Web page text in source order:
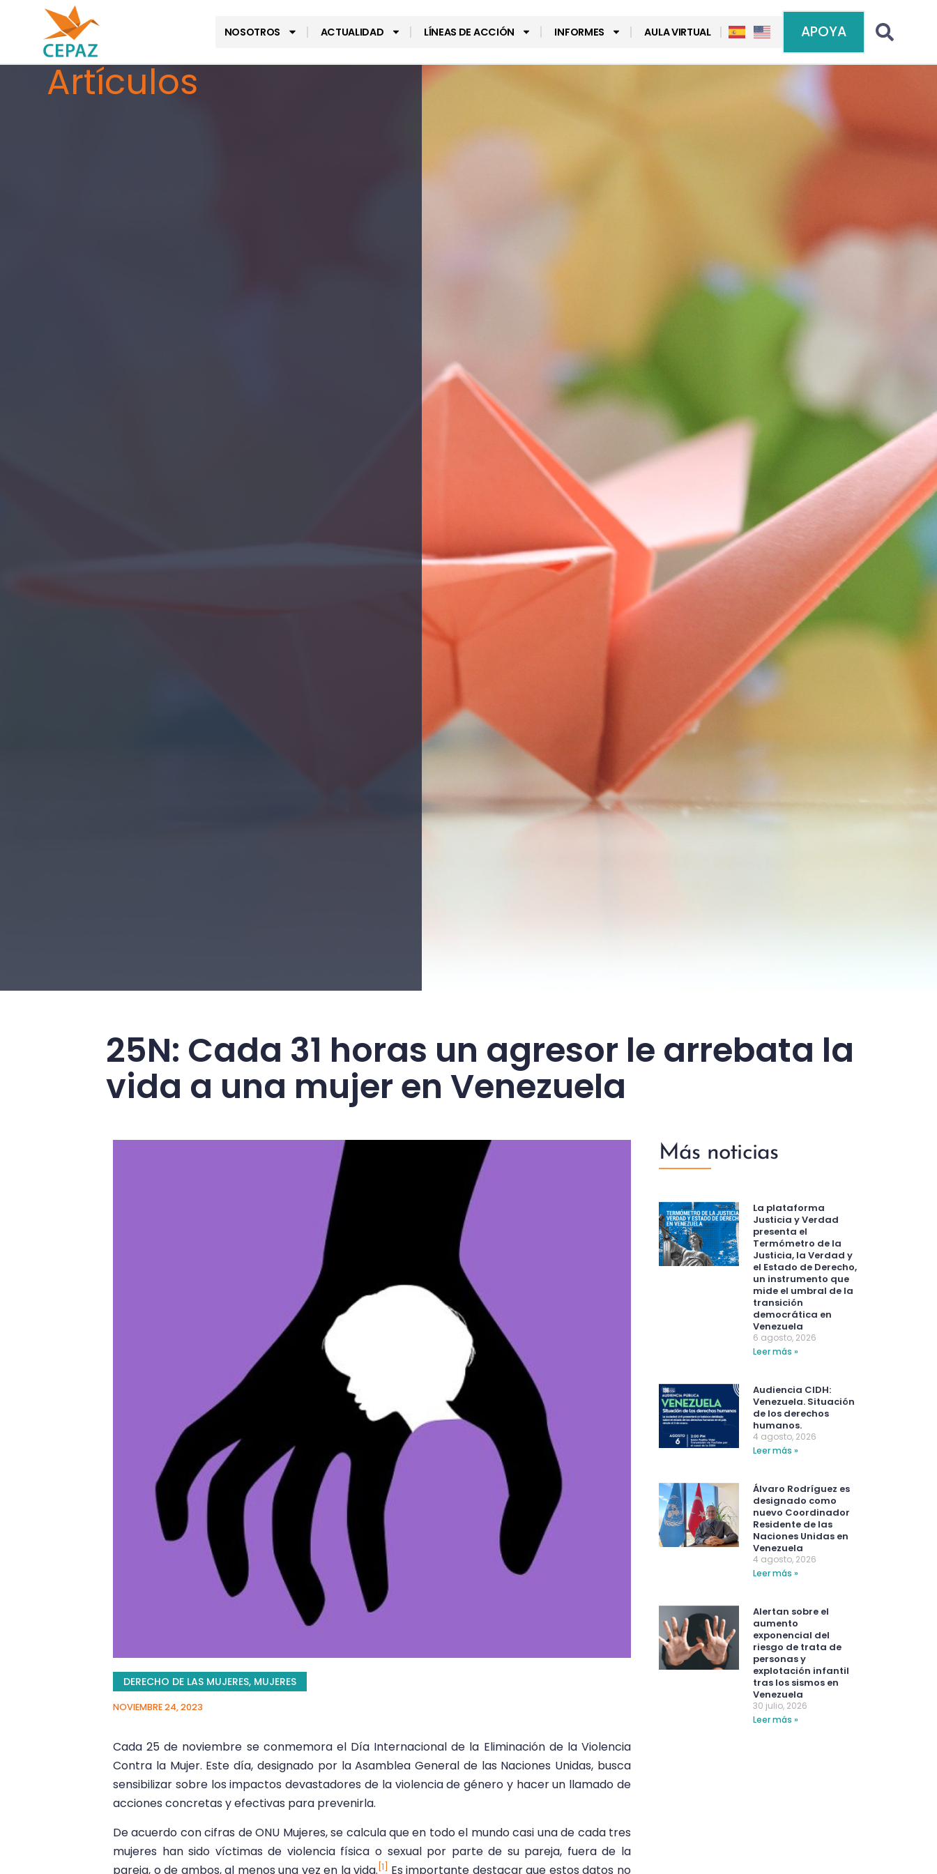
NOSOTROS ACTUALIDAD LÍNEAS DE ACCIÓN INFORMES AULA VIRTUAL APOYA
Artículos
25N: Cada 31 horas un agresor le arrebata la
vida a una mujer en Venezuela
DERECHO DE LAS MUJERES, MUJERES
NOVIEMBRE 24, 2023
Cada 25 de noviembre se conmemora el Día Internacional de la Eliminación de la Violencia
Contra la Mujer. Este día, designado por la Asamblea General de las Naciones Unidas, busca
sensibilizar sobre los impactos devastadores de la violencia de género y hacer un llamado de
acciones concretas y efectivas para prevenirla.
De acuerdo con cifras de ONU Mujeres, se calcula que en todo el mundo casi una de cada tres
mujeres han sido víctimas de violencia física o sexual por parte de su pareja, fuera de la
pareja, o de ambos, al menos una vez en la vida. [1]
Es importante destacar que estos datos no
Más noticias
La plataforma
Justicia y Verdad
presenta el
Termómetro de la
Justicia, la Verdad y
el Estado de Derecho,
un instrumento que
mide el umbral de la
transición
democrática en
Venezuela
6 agosto, 2026
Leer más »
Audiencia CIDH:
Venezuela. Situación
de los derechos
humanos.
4 agosto, 2026
Leer más »
Álvaro Rodríguez es
designado como
nuevo Coordinador
Residente de las
Naciones Unidas en
Venezuela
4 agosto, 2026
Leer más »
Alertan sobre el
aumento
exponencial del
riesgo de trata de
personas y
explotación infantil
tras los sismos en
Venezuela
30 julio, 2026
Leer más »